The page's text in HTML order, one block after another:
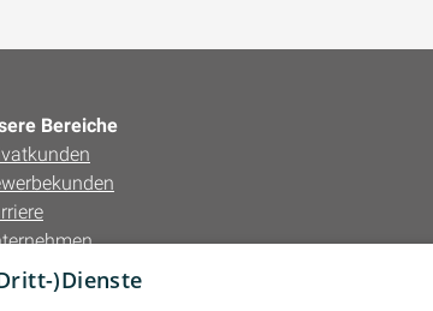
Bereiche
)Dienste